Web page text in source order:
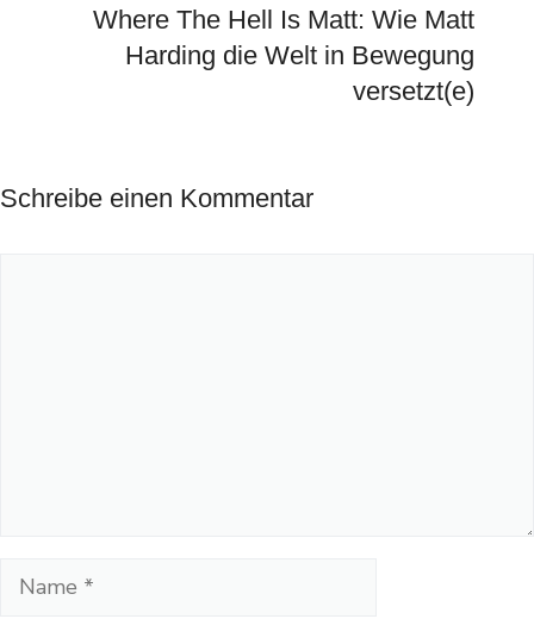
Where The Hell Is Matt: Wie Matt
Harding die Welt in Bewegung
versetzt(e)
Schreibe einen Kommentar
Name